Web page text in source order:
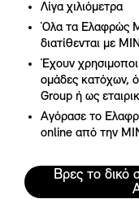
Λίγα χιλιόμετρα
Όλα τα Ελαφρώς
διατίθενται με
Έχουν
ομάδες κατόχων,
Group ή ως
Αγόρασε το
online από την
Βρες το δικό